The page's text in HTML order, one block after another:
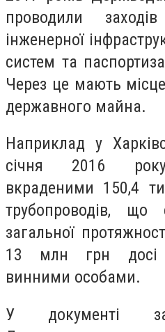
проводили
інженерної
систем та
Через це мають
державного майна.
Наприклад у
січня 2016 року
вкраденими 150,4
трубопроводів, що
загальної
13 млн грн досі
винними особами.
У документі